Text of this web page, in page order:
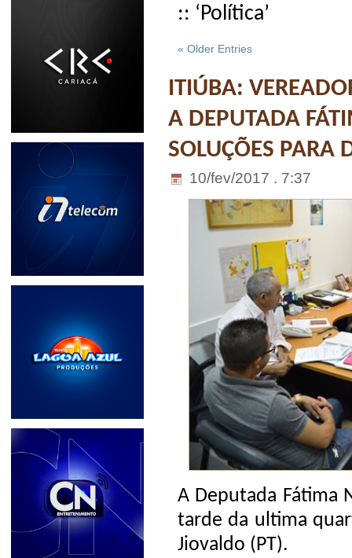
:: ‘Política’
« Older Entries
ITIÚBA:
A DEPUTADA
SOLUÇÕES
10/fev/2017 . 7:37
A Deputada Fátima
tarde da ultima
Jiovaldo (PT).